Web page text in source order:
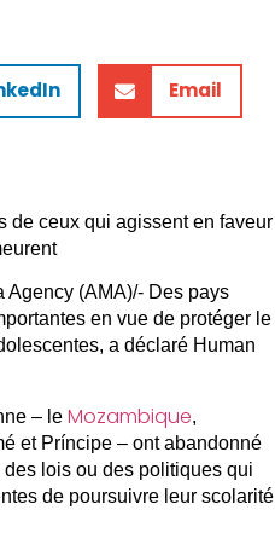
Email
de ceux qui agissent en faveur
Agency (AMA)/- Des pays
en vue de protéger le
a déclaré Human
– le Mozambique,
et Príncipe – ont abandonné
lois ou des politiques qui
de poursuivre leur scolarité